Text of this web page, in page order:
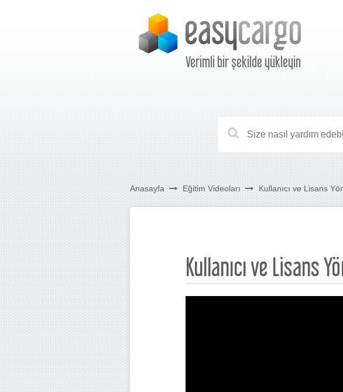
Verimli bir şekilde yükleyin
Anasayfa Eğitim Videoları Kullanıcı ve Lisans
Kullanıcı ve Lisans